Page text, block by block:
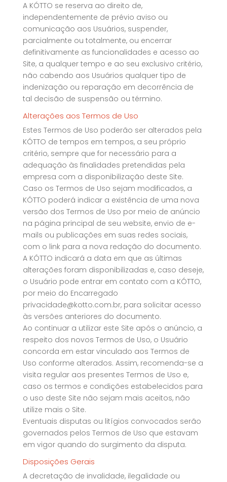
A KÓTTO se reserva ao direito de,
independentemente de prévio aviso ou
comunicação aos Usuários, suspender,
parcialmente ou totalmente, ou encerrar
definitivamente as funcionalidades e acesso ao
Site, a qualquer tempo e ao seu exclusivo critério,
não cabendo aos Usuários qualquer tipo de
indenização ou reparação em decorrência de
tal decisão de suspensão ou término.
Alterações aos Termos de Uso
Estes Termos de Uso poderão ser alterados pela
KÓTTO de tempos em tempos, a seu próprio
critério, sempre que for necessário para a
adequação às finalidades pretendidas pela
empresa com a disponibilização deste Site.
Caso os Termos de Uso sejam modificados, a
KÓTTO poderá indicar a existência de uma nova
versão dos Termos de Uso por meio de anúncio
na página principal de seu website, envio de e-
mails ou publicações em suas redes sociais,
com o link para a nova redação do documento.
A KÓTTO indicará a data em que as últimas
alterações foram disponibilizadas e, caso deseje,
o Usuário pode entrar em contato com a KÓTTO,
por meio do Encarregado
privacidade@kotto.com.br, para solicitar acesso
às versões anteriores do documento.
Ao continuar a utilizar este Site após o anúncio, a
respeito dos novos Termos de Uso, o Usuário
concorda em estar vinculado aos Termos de
Uso conforme alterados. Assim, recomenda-se a
visita regular aos presentes Termos de Uso e,
caso os termos e condições estabelecidos para
o uso deste Site não sejam mais aceitos, não
utilize mais o Site.
Eventuais disputas ou litígios convocados serão
governados pelos Termos de Uso que estavam
em vigor quando do surgimento da disputa.
Disposições Gerais
A decretação de invalidade, ilegalidade ou